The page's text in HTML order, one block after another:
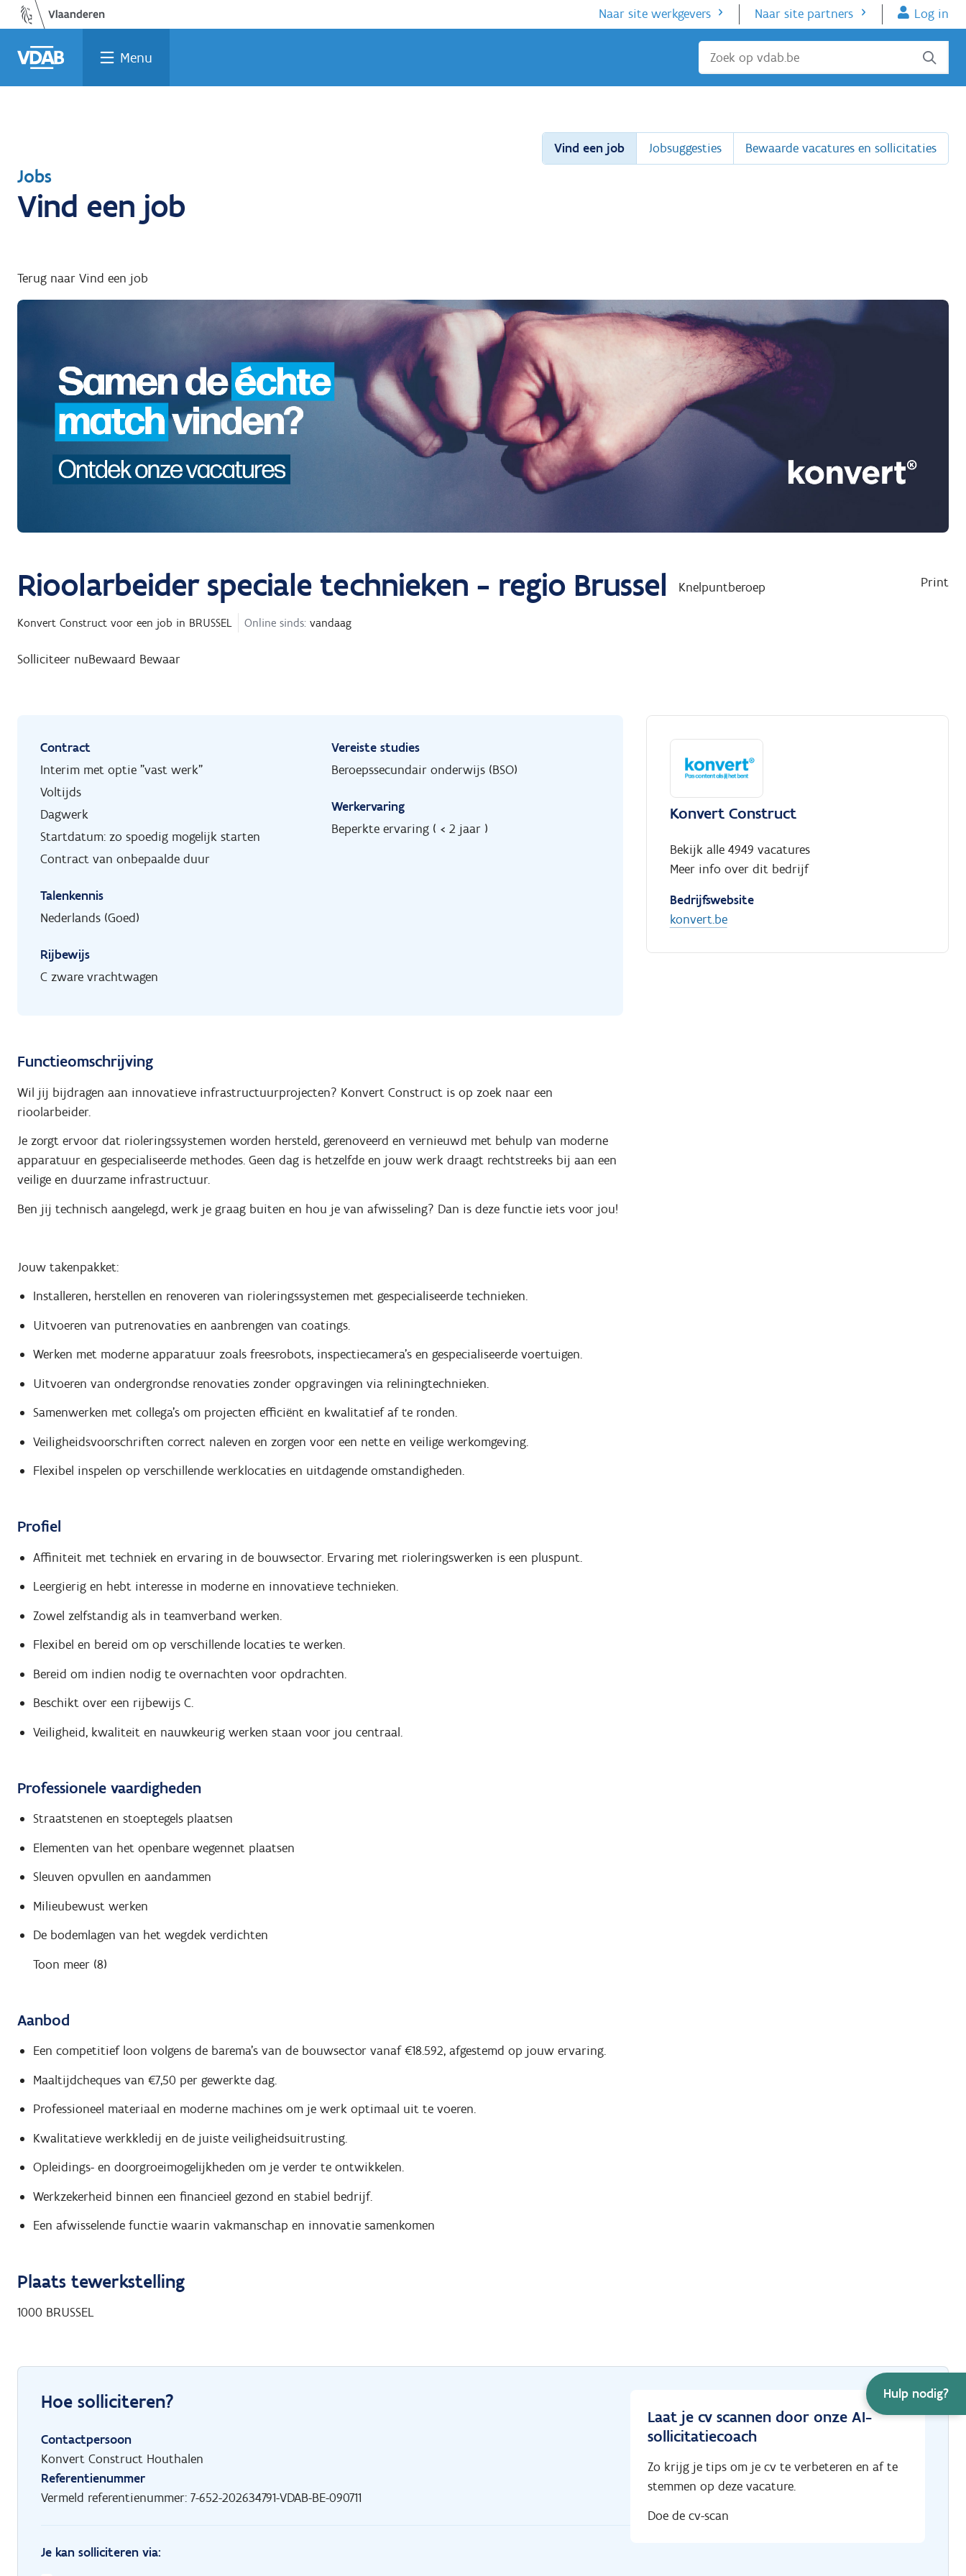
Ga
naar
de
inhoud
Vind
een
job
Vind
een
opleiding
Welke
job
past
bij
Terug
naar
home
Naar site werkgevers Naar site partners Log in
Menu Sluiten
Hulp nodig?
Vind een job Jobsuggesties Bewaarde vacatures en sollicitaties
Terug
naar
Jobs
Vind een job
Terug naar Vind een job
Rioolarbeider speciale technieken - regio Brussel Knelpuntberoep Print
Konvert Construct voor een job in BRUSSEL Online sinds: vandaag
Solliciteer nuBewaard Bewaar
Contract
Interim met optie "vast werk"
Voltijds
Dagwerk
Startdatum: zo spoedig mogelijk starten
Contract van onbepaalde duur
Talenkennis
Nederlands (Goed)
Rijbewijs
C zware vrachtwagen
Vereiste studies
Beroepssecundair onderwijs (BSO)
Werkervaring
Beperkte ervaring ( < 2 jaar )
Functieomschrijving
Wil jij bijdragen aan innovatieve infrastructuurprojecten? Konvert Construct is op zoek naar een
rioolarbeider.
Je zorgt ervoor dat rioleringssystemen worden hersteld, gerenoveerd en vernieuwd met behulp van moderne
apparatuur en gespecialiseerde methodes. Geen dag is hetzelfde en jouw werk draagt rechtstreeks bij aan een
veilige en duurzame infrastructuur.
Ben jij technisch aangelegd, werk je graag buiten en hou je van afwisseling? Dan is deze functie iets voor jou!
Jouw takenpakket:
Installeren, herstellen en renoveren van rioleringssystemen met gespecialiseerde technieken.
Uitvoeren van putrenovaties en aanbrengen van coatings.
Werken met moderne apparatuur zoals freesrobots, inspectiecamera's en gespecialiseerde voertuigen.
Uitvoeren van ondergrondse renovaties zonder opgravingen via reliningtechnieken.
Samenwerken met collega's om projecten efficiënt en kwalitatief af te ronden.
Veiligheidsvoorschriften correct naleven en zorgen voor een nette en veilige werkomgeving.
Flexibel inspelen op verschillende werklocaties en uitdagende omstandigheden.
Profiel
Affiniteit met techniek en ervaring in de bouwsector. Ervaring met rioleringswerken is een pluspunt.
Leergierig en hebt interesse in moderne en innovatieve technieken.
Zowel zelfstandig als in teamverband werken.
Flexibel en bereid om op verschillende locaties te werken.
Bereid om indien nodig te overnachten voor opdrachten.
Beschikt over een rijbewijs C.
Veiligheid, kwaliteit en nauwkeurig werken staan voor jou centraal.
Professionele vaardigheden
Straatstenen en stoeptegels plaatsen
Elementen van het openbare wegennet plaatsen
Sleuven opvullen en aandammen
Milieubewust werken
De bodemlagen van het wegdek verdichten
Toon meer (8)
Aanbod
Een competitief loon volgens de barema's van de bouwsector vanaf €18.592, afgestemd op jouw ervaring.
Maaltijdcheques van €7,50 per gewerkte dag.
Professioneel materiaal en moderne machines om je werk optimaal uit te voeren.
Kwalitatieve werkkledij en de juiste veiligheidsuitrusting.
Opleidings- en doorgroeimogelijkheden om je verder te ontwikkelen.
Werkzekerheid binnen een financieel gezond en stabiel bedrijf.
Een afwisselende functie waarin vakmanschap en innovatie samenkomen
Plaats tewerkstelling
1000 BRUSSEL
Konvert Construct
Bekijk alle 4949 vacatures
Meer info over dit bedrijf
Bedrijfswebsite
konvert.be
Hoe solliciteren?
Contactpersoon
Konvert Construct Houthalen
Referentienummer
Vermeld referentienummer: 7-652-202634791-VDAB-BE-090711
Je kan solliciteren via:
Laat je cv scannen door onze AI-
sollicitatiecoach
Zo krijg je tips om je cv te verbeteren en af te
stemmen op deze vacature.
Doe de cv-scan